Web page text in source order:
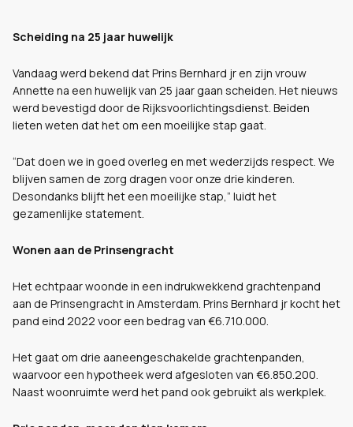
Scheiding na 25 jaar huwelijk
Vandaag werd bekend dat Prins Bernhard jr en zijn vrouw
Annette na een huwelijk van 25 jaar gaan scheiden. Het nieuws
werd bevestigd door de Rijksvoorlichtingsdienst. Beiden
lieten weten dat het om een moeilijke stap gaat.
“Dat doen we in goed overleg en met wederzijds respect. We
blijven samen de zorg dragen voor onze drie kinderen.
Desondanks blijft het een moeilijke stap,” luidt het
gezamenlijke statement.
Wonen aan de Prinsengracht
Het echtpaar woonde in een indrukwekkend grachtenpand
aan de Prinsengracht in Amsterdam. Prins Bernhard jr kocht het
pand eind 2022 voor een bedrag van €6.710.000.
Het gaat om drie aaneengeschakelde grachtenpanden,
waarvoor een hypotheek werd afgesloten van €6.850.200.
Naast woonruimte werd het pand ook gebruikt als werkplek.